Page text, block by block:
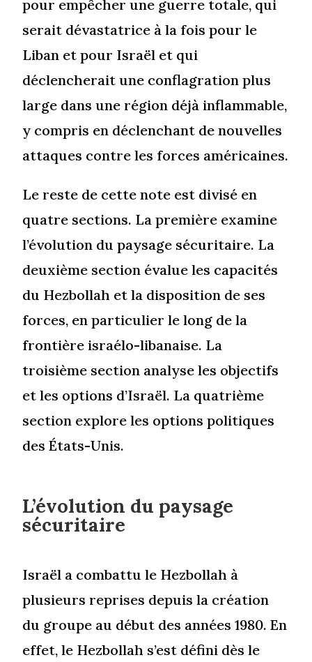
pour empêcher une guerre totale, qui
serait dévastatrice à la fois pour le
Liban et pour Israël et qui
déclencherait une conflagration plus
large dans une région déjà inflammable,
y compris en déclenchant de nouvelles
attaques contre les forces américaines.
Le reste de cette note est divisé en
quatre sections. La première examine
l’évolution du paysage sécuritaire. La
deuxième section évalue les capacités
du Hezbollah et la disposition de ses
forces, en particulier le long de la
frontière israélo-libanaise. La
troisième section analyse les objectifs
et les options d’Israël. La quatrième
section explore les options politiques
des États-Unis.
L’évolution du paysage
sécuritaire
Israël a combattu le Hezbollah à
plusieurs reprises depuis la création
du groupe au début des années 1980. En
effet, le Hezbollah s’est défini dès le